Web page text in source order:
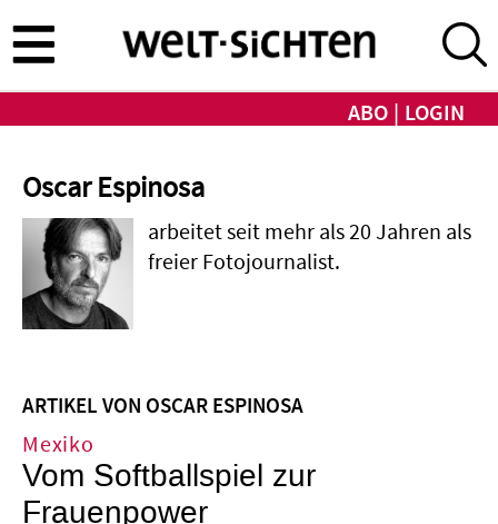
zum
Inhalt
ABO LOGIN
Oscar Espinosa
arbeitet seit mehr als 20 Jahren als
freier Fotojournalist.
ARTIKEL VON OSCAR ESPINOSA
Mexiko
Vom Softballspiel zur
Frauenpower